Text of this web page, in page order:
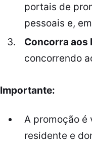
portais de
pessoais e,
Concorra aos
concorrendo
Importante:
A promoção é
residente e